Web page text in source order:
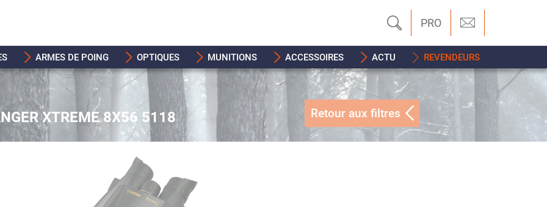
PRO
ARMES DE POING OPTIQUES MUNITIONS ACCESSOIRES ACTU REVENDEURS
XTREME 8X56 5118 Retour aux filtres